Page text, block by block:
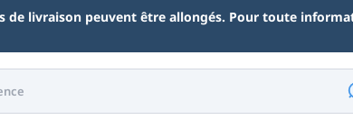
de livraison peuvent être allongés. Pour toute